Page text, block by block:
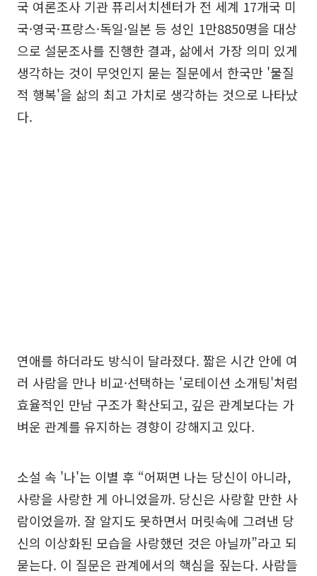
국 여론조사 기관 퓨리서치센터가 전 세계 17개국 미
국·영국·프랑스·독일·일본 등 성인 1만8850명을 대상
으로 설문조사를 진행한 결과, 삶에서 가장 의미 있게
생각하는 것이 무엇인지 묻는 질문에서 한국만 '물질
적 행복'을 삶의 최고 가치로 생각하는 것으로 나타났
다.
연애를 하더라도 방식이 달라졌다. 짧은 시간 안에 여
러 사람을 만나 비교·선택하는 '로테이션 소개팅'처럼
효율적인 만남 구조가 확산되고, 깊은 관계보다는 가
벼운 관계를 유지하는 경향이 강해지고 있다.
소설 속 '나'는 이별 후 “어쩌면 나는 당신이 아니라,
사랑을 사랑한 게 아니었을까. 당신은 사랑할 만한 사
람이었을까. 잘 알지도 못하면서 머릿속에 그려낸 당
신의 이상화된 모습을 사랑했던 것은 아닐까”라고 되
묻는다. 이 질문은 관계에서의 핵심을 짚는다. 사람들